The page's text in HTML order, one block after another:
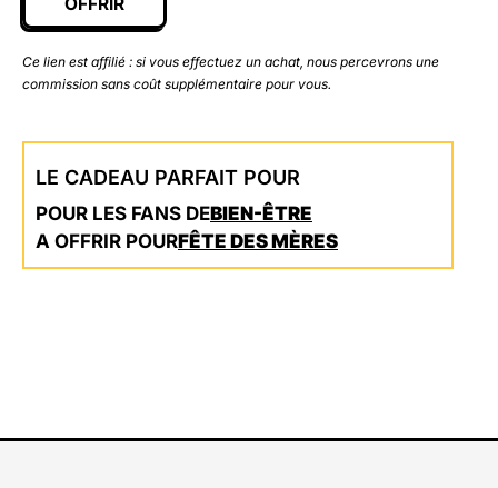
Ce lien est affilié : si vous effectuez un achat, nous percevrons une
commission sans coût supplémentaire pour vous.
LE CADEAU PARFAIT POUR
POUR LES FANS DEBIEN-ÊTRE
A OFFRIR POURFÊTE DES MÈRES